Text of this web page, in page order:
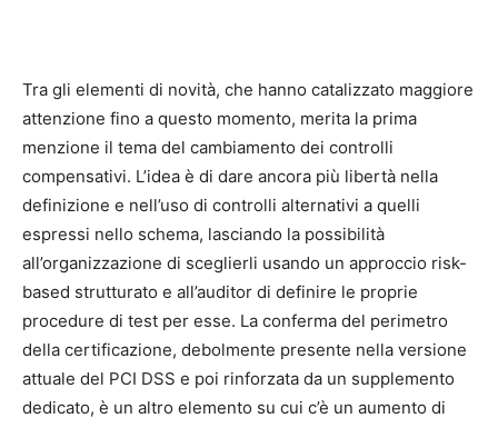
Tra gli elementi di novità, che hanno catalizzato maggiore
attenzione fino a questo momento, merita la prima
menzione il tema del cambiamento dei controlli
compensativi. L’idea è di dare ancora più libertà nella
definizione e nell’uso di controlli alternativi a quelli
espressi nello schema, lasciando la possibilità
all’organizzazione di sceglierli usando un approccio risk-
based strutturato e all’auditor di definire le proprie
procedure di test per esse. La conferma del perimetro
della certificazione, debolmente presente nella versione
attuale del PCI DSS e poi rinforzata da un supplemento
dedicato, è un altro elemento su cui c’è un aumento di